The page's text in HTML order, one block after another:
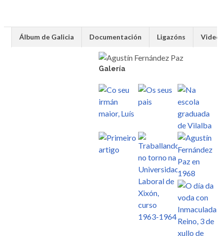
Álbum de Galicia Documentación Ligazóns
Galería